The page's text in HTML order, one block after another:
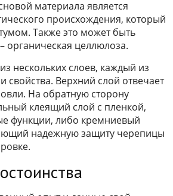
материала является
происхождения, который
Также это может быть
органическая целлюлоза.
нескольких слоев, каждый из
свойства. Верхний слой отвечает
На обратную сторону
клеящий слой с пленкой,
функции, либо кремниевый
надежную защиту черепицы